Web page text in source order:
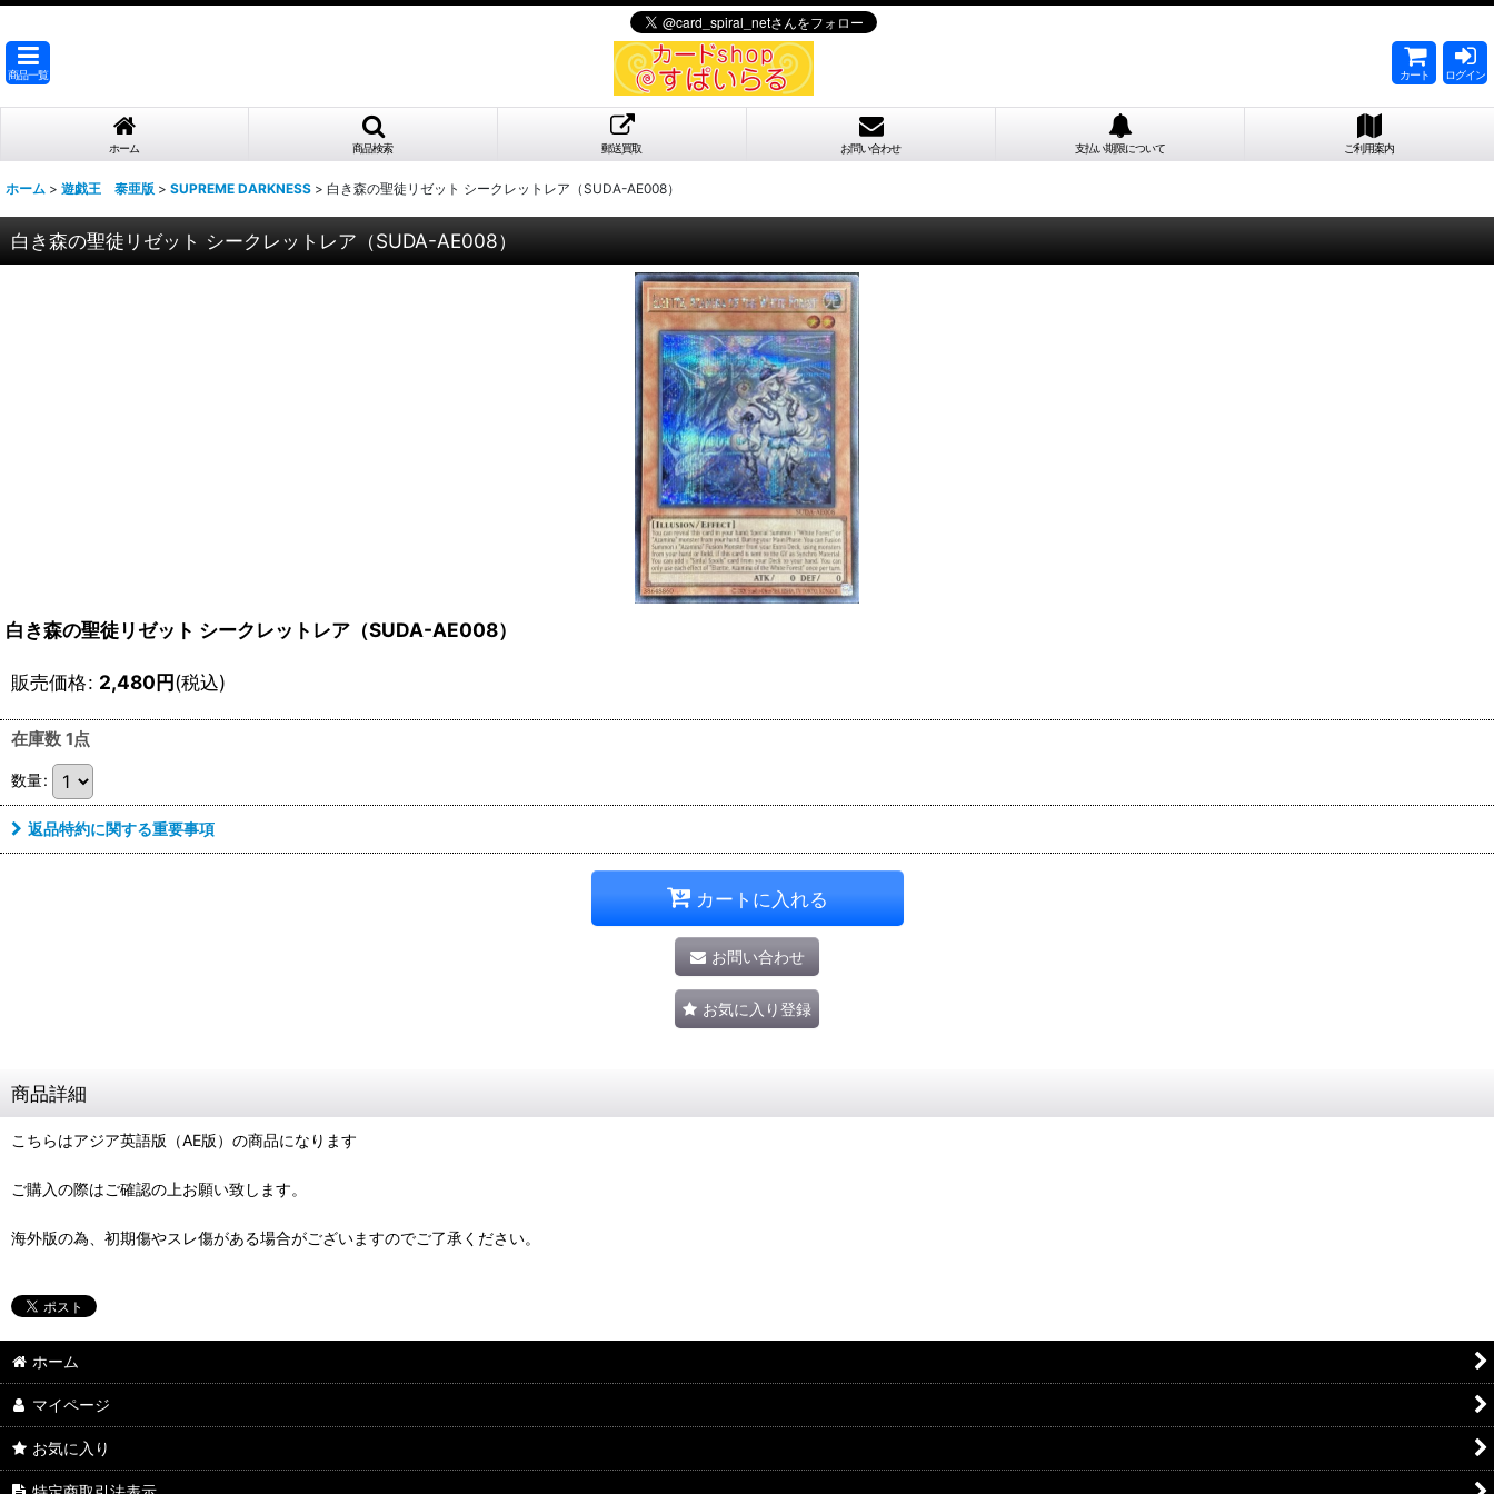
商品一覧 カート ログイン
ホーム 商品検索 郵送買取 お問い合わせ 支払い期限について ご利用案内
ホーム > 遊戯王 泰亜版 > SUPREME DARKNESS > 白き森の聖徒リゼット シークレットレア（SUDA-AE008）
白き森の聖徒リゼット シークレットレア（SUDA-AE008）
白き森の聖徒リゼット シークレットレア（SUDA-AE008）
販売価格: 2,480円(税込)
在庫数 1点
数量:
返品特約に関する重要事項
カートに入れる
お問い合わせ
お気に入り登録
商品詳細
こちらはアジア英語版（AE版）の商品になります
ご購入の際はご確認の上お願い致します。
海外版の為、初期傷やスレ傷がある場合がございますのでご了承ください。
ホーム
マイページ
お気に入り